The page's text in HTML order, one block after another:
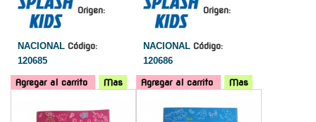
Origen:
NACIONAL Código:
120685
Agregar al carrito Mas
Origen:
NACIONAL Código:
120686
Agregar al carrito
Mas